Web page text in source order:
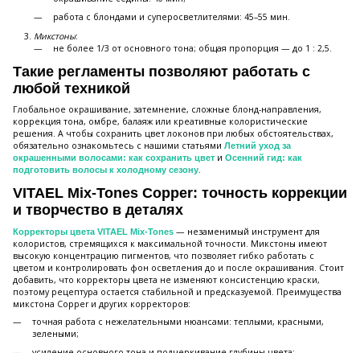
работа с блондами и суперосветлителями: 45–55 мин.
Микстоны:
не более 1/3 от основного тона; общая пропорция — до 1 : 2,5.
Такие регламенты позволяют работать с
любой техникой
Глобальное окрашивание, затемнение, сложные блонд-направления,
коррекция тона, омбре, балаяж или креативные колористические
решения. А чтобы сохранить цвет локонов при любых обстоятельствах,
обязательно ознакомьтесь с нашими статьями Летний уход за
окрашенными волосами: как сохранить цвет и Осенний гид: как
подготовить волосы к холодному сезону.
VITAEL Mix-Tones Copper: точность коррекции
и творчество в деталях
Корректоры цвета VITAEL Mix-Tones — незаменимый инструмент для
колористов, стремящихся к максимальной точности. Микстоны имеют
высокую концентрацию пигментов, что позволяет гибко работать с
цветом и контролировать фон осветления до и после окрашивания. Стоит
добавить, что корректоры цвета не изменяют консистенцию краски,
поэтому рецептура остается стабильной и предсказуемой. Преимущества
микстона Copper и других корректоров:
точная работа с нежелательными нюансами: теплыми, красными,
зелеными;